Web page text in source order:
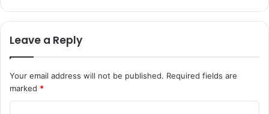
Leave a Reply
Your email address will not be published. Required fields are
marked *